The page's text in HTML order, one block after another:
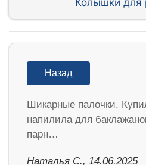
Назад
Шикарные палочки.
напилила для
парн…
Наталья С., 14.06.2025